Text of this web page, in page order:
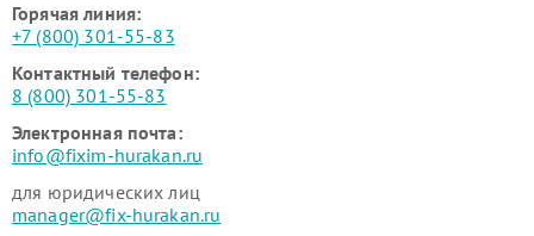
Горячая линия:
+7 (800) 301-55-83
Контактный телефон:
8 (800) 301-55-83
Электронная почта:
info@fixim-hurakan.ru
для юридических лиц
manager@fix-hurakan.ru